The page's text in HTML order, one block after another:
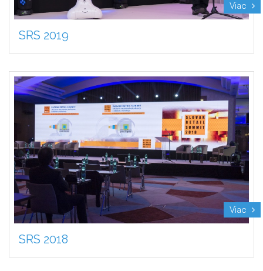
Viac
SRS 2019
Viac
SRS 2018